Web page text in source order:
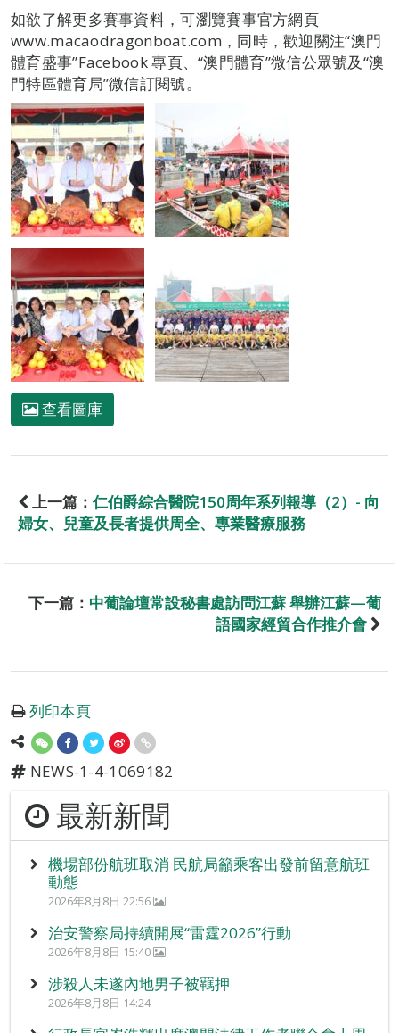
如欲了解更多賽事資料，可瀏覽賽事官方網頁
www.macaodragonboat.com，同時，歡迎關注“澳門
體育盛事”Facebook 專頁、“澳門體育”微信公眾號及“澳
門特區體育局”微信訂閱號。
查看圖庫
上一篇：仁伯爵綜合醫院150周年系列報導（2）- 向
婦女、兒童及長者提供周全、專業醫療服務
下一篇： 中葡論壇常設秘書處訪問江蘇 舉辦江蘇—葡
語國家經貿合作推介會
列印本頁
NEWS-1-4-1069182
最新新聞
機場部份航班取消 民航局籲乘客出發前留意航班
動態
2026年8月8日 22:56
治安警察局持續開展“雷霆2026”行動
2026年8月8日 15:40
涉殺人未遂內地男子被羈押
2026年8月8日 14:24